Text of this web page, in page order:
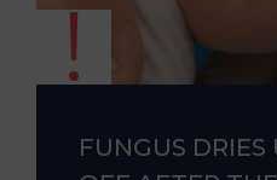
FUNGUS